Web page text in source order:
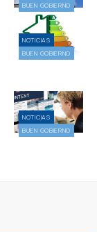
BUEN GOBIERNO
NOTICIAS
BUEN GOBIERNO
NOTICIAS
BUEN GOBIERNO